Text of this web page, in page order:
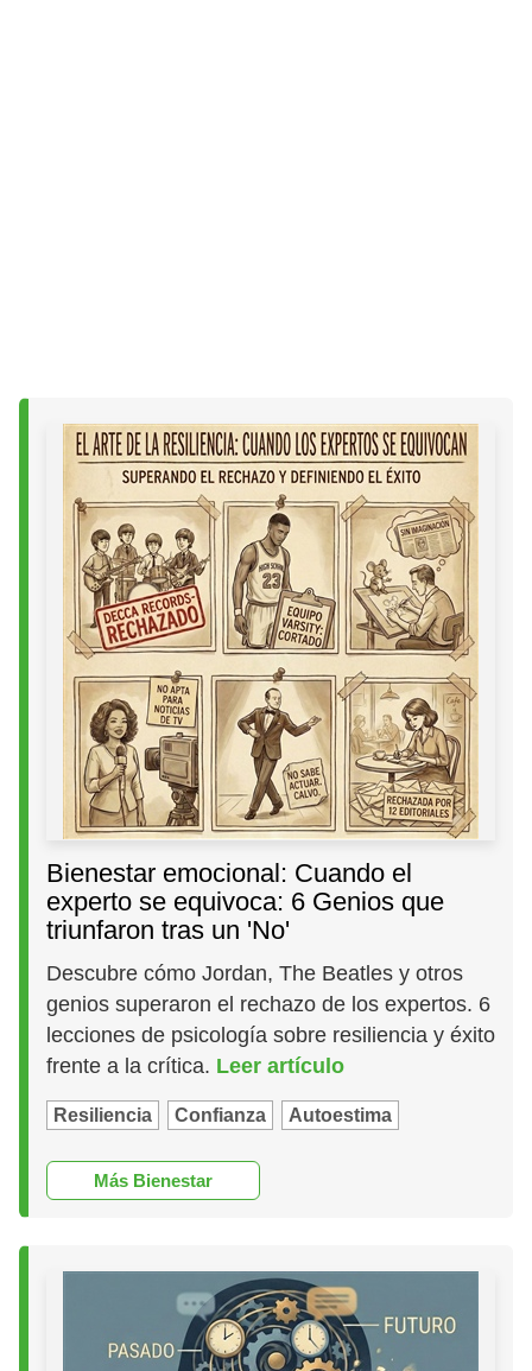
Bienestar emocional: Cuando el
experto se equivoca: 6 Genios que
triunfaron tras un 'No'
Descubre cómo Jordan, The Beatles y otros
genios superaron el rechazo de los expertos. 6
lecciones de psicología sobre resiliencia y éxito
frente a la crítica. Leer artículo
Resiliencia Confianza Autoestima
Más Bienestar